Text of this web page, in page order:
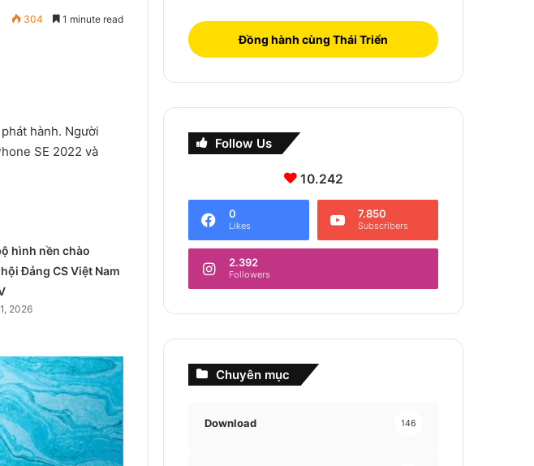
304 1 minute read
hành. Người
SE 2022 và
hình nền chào
Đảng CS Việt Nam
2026
Đồng hành cùng Thái Triển
Follow Us
10.242
0
Likes
7.850
Subscribers
2.392
Followers
Chuyên mục
Download 146